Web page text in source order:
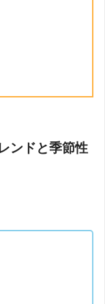
ンドと季節性